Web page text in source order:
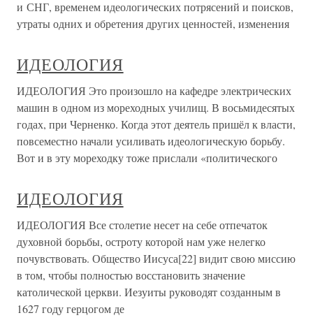
и СНГ, временем идеологических потрясений и поисков,
утраты одних и обретения других ценностей, изменения
ИДЕОЛОГИЯ
ИДЕОЛОГИЯ Это произошло на кафедре электрических
машин в одном из мореходных училищ. В восьмидесятых
годах, при Черненко. Когда этот деятель пришёл к власти,
повсеместно начали усиливать идеологическую борьбу.
Вот и в эту мореходку тоже прислали «политического
ИДЕОЛОГИЯ
ИДЕОЛОГИЯ Все столетие несет на себе отпечаток
духовной борьбы, остроту которой нам уже нелегко
почувствовать. Общество Иисуса[22] видит свою миссию
в том, чтобы полностью восстановить значение
католической церкви. Иезуиты руководят созданным в
1627 году герцогом де